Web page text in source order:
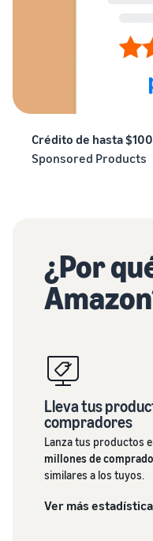
Crédito de hasta
Sponsored Products
¿Por
Lleva tus
compradores
Lanza tus productos
millones de
similares a los tuyos.
Ver más